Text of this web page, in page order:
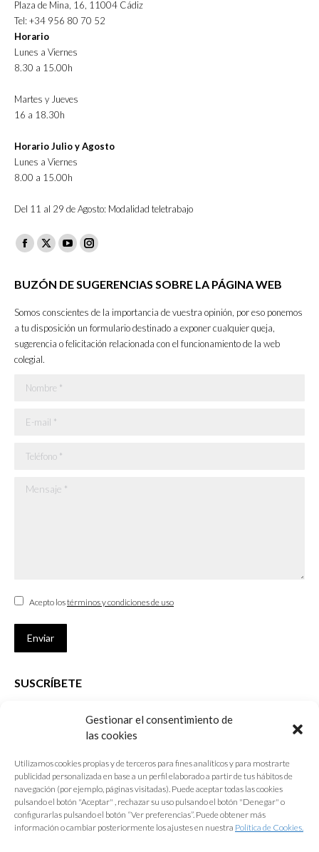
Gestionar el consentimiento de
las cookies
Utilizamos cookies propias y de terceros para fines analíticos y para mostrarte
publicidad personalizada en base a un perfil elaborado a partir de tus hábitos de
navegación (por ejemplo, páginas visitadas). Puede aceptar todas las cookies
pulsando el botón "Aceptar" , rechazar su uso pulsando el botón "Denegar" o
configurarlas pulsando el botón “Ver preferencias”. Puede obtener más
información o cambiar posteriormente los ajustes en nuestra Política de Cookies.
Plaza de Mina, 16, 11004 Cádiz
Tel: +34 956 80 70 52
Horario
Lunes a Viernes
8.30 a 15.00h
Martes y Jueves
16 a 18.30h
Horario Julio y Agosto
Lunes a Viernes
8.00 a 15.00h
Del 11 al 29 de Agosto: Modalidad teletrabajo
Facebook
opens
new
window
X
opens
new
window
YouTube
opens
new
window
Instagram
opens
in
new
window
BUZÓN DE SUGERENCIAS SOBRE LA PÁGINA WEB
Somos conscientes de la importancia de vuestra opinión, por eso ponemos
a tu disposición un formulario destinado a exponer cualquier queja,
sugerencia o felicitación relacionada con el funcionamiento de la web
colegial.
Nombre *
E-mail *
Teléfono *
Mensaje *
Acepto lostérminos y condiciones de uso
Enviar
SUSCRÍBETE
que desarrolla el Colegio de Arquitectos de Cádiz
E-mail *
Acepto lostérminos y condiciones de uso